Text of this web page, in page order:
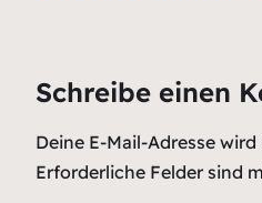
Schreibe einen
Deine E-Mail-Adresse
Erforderliche Felder sind